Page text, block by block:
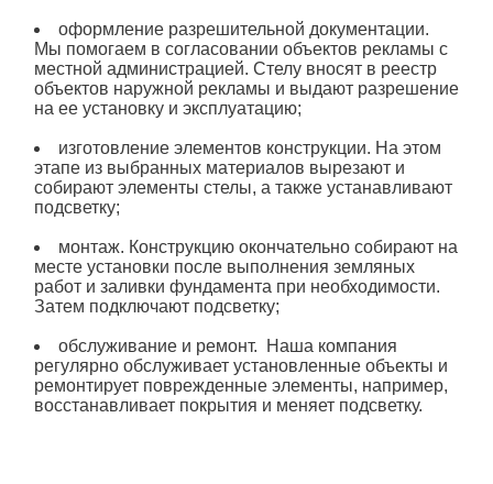
оформление разрешительной документации.
Мы помогаем в согласовании объектов рекламы с
местной администрацией. Стелу вносят в реестр
объектов наружной рекламы и выдают разрешение
на ее установку и эксплуатацию;
изготовлениеэлементов конструкции. На этом
этапе из выбранных материалов вырезают и
собирают элементы стелы, а также устанавливают
подсветку;
монтаж. Конструкцию окончательно собирают на
месте установки после выполнения земляных
работ и заливки фундамента при необходимости.
Затем подключают подсветку;
обслуживание и ремонт. Наша компания
регулярно обслуживает установленные объекты и
ремонтирует поврежденные элементы, например,
восстанавливает покрытия и меняет подсветку.